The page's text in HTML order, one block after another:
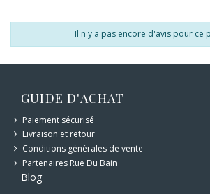
Il n'y a pas encore d'avis pour ce
GUIDE D'ACHAT
Paiement sécurisé
Livraison et retour
Conditions générales de vente
Partenaires Rue Du Bain
Blog